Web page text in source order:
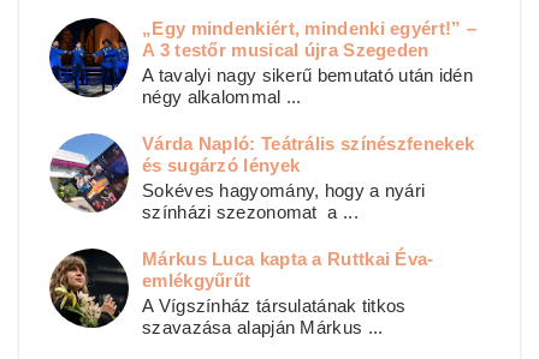
„Egy mindenkiért, mindenki egyért!” –
A 3 testőr musical újra Szegeden
A tavalyi nagy sikerű bemutató után idén
négy alkalommal ...
Várda Napló: Teátrális színészfenekek
és sugárzó lények
Sokéves hagyomány, hogy a nyári
színházi szezonomat a ...
Márkus Luca kapta a Ruttkai Éva-
emlékgyűrűt
A Vígszínház társulatának titkos
szavazása alapján Márkus ...